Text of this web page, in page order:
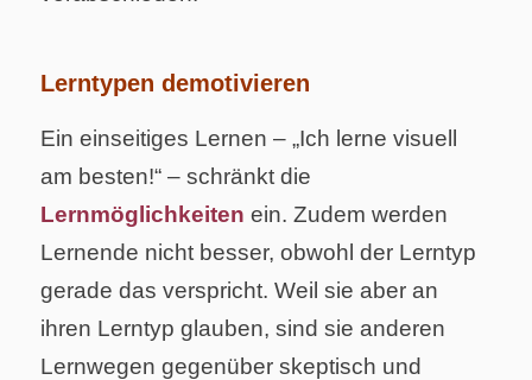
Lerntypen demotivieren
Ein einseitiges Lernen – „Ich lerne visuell
am besten!“ – schränkt die
Lernmöglichkeiten ein. Zudem werden
Lernende nicht besser, obwohl der Lerntyp
gerade das verspricht. Weil sie aber an
ihren Lerntyp glauben, sind sie anderen
Lernwegen gegenüber skeptisch und